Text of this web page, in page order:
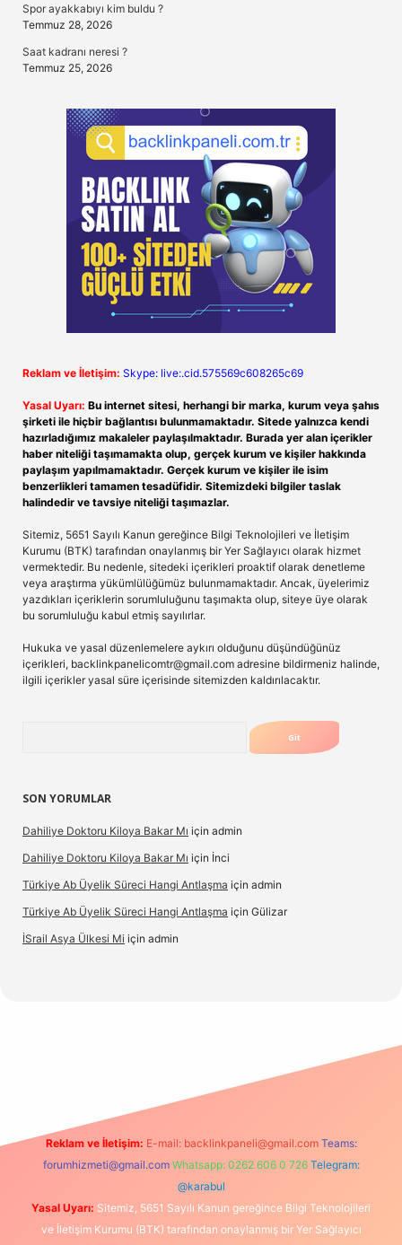
Spor ayakkabıyı kim buldu ?
Temmuz 28, 2026
Saat kadranı neresi ?
Temmuz 25, 2026
Reklam ve İletişim: Skype: live:.cid.575569c608265c69
Yasal Uyarı: Bu internet sitesi, herhangi bir marka, kurum veya şahıs
şirketi ile hiçbir bağlantısı bulunmamaktadır. Sitede yalnızca kendi
hazırladığımız makaleler paylaşılmaktadır. Burada yer alan içerikler
haber niteliği taşımamakta olup, gerçek kurum ve kişiler hakkında
paylaşım yapılmamaktadır. Gerçek kurum ve kişiler ile isim
benzerlikleri tamamen tesadüfidir. Sitemizdeki bilgiler taslak
halindedir ve tavsiye niteliği taşımazlar.
Sitemiz, 5651 Sayılı Kanun gereğince Bilgi Teknolojileri ve İletişim
Kurumu (BTK) tarafından onaylanmış bir Yer Sağlayıcı olarak hizmet
vermektedir. Bu nedenle, sitedeki içerikleri proaktif olarak denetleme
veya araştırma yükümlülüğümüz bulunmamaktadır. Ancak, üyelerimiz
yazdıkları içeriklerin sorumluluğunu taşımakta olup, siteye üye olarak
bu sorumluluğu kabul etmiş sayılırlar.
Hukuka ve yasal düzenlemelere aykırı olduğunu düşündüğünüz
içerikleri, backlinkpanelicomtr@gmail.com adresine bildirmeniz halinde,
ilgili içerikler yasal süre içerisinde sitemizden kaldırılacaktır.
SON YORUMLAR
Dahiliye Doktoru Kiloya Bakar Mı için admin
Dahiliye Doktoru Kiloya Bakar Mı için İnci
Türkiye Ab Üyelik Süreci Hangi Antlaşma için admin
Türkiye Ab Üyelik Süreci Hangi Antlaşma için Gülizar
İSrail Asya Ülkesi Mi için admin
Reklam ve İletişim: E-mail: backlinkpaneli@gmail.com Teams:
forumhizmeti@gmail.com Whatsapp: 0262 606 0 726 Telegram:
@karabul
Yasal Uyarı: Sitemiz, 5651 Sayılı Kanun gereğince Bilgi Teknolojileri
ve İletişim Kurumu (BTK) tarafından onaylanmış bir Yer Sağlayıcı